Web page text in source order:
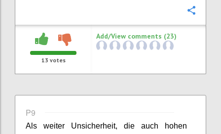
13 votes
Add/View comments (23)
P9
Als weiter Unsicherheit, die auch hohen